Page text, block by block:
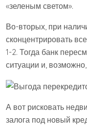
«зеленым светом».
Во-вторых, при
сконцентрировать
1-2. Тогда банк
ситуации и,
А вот рисковать
залога под новый